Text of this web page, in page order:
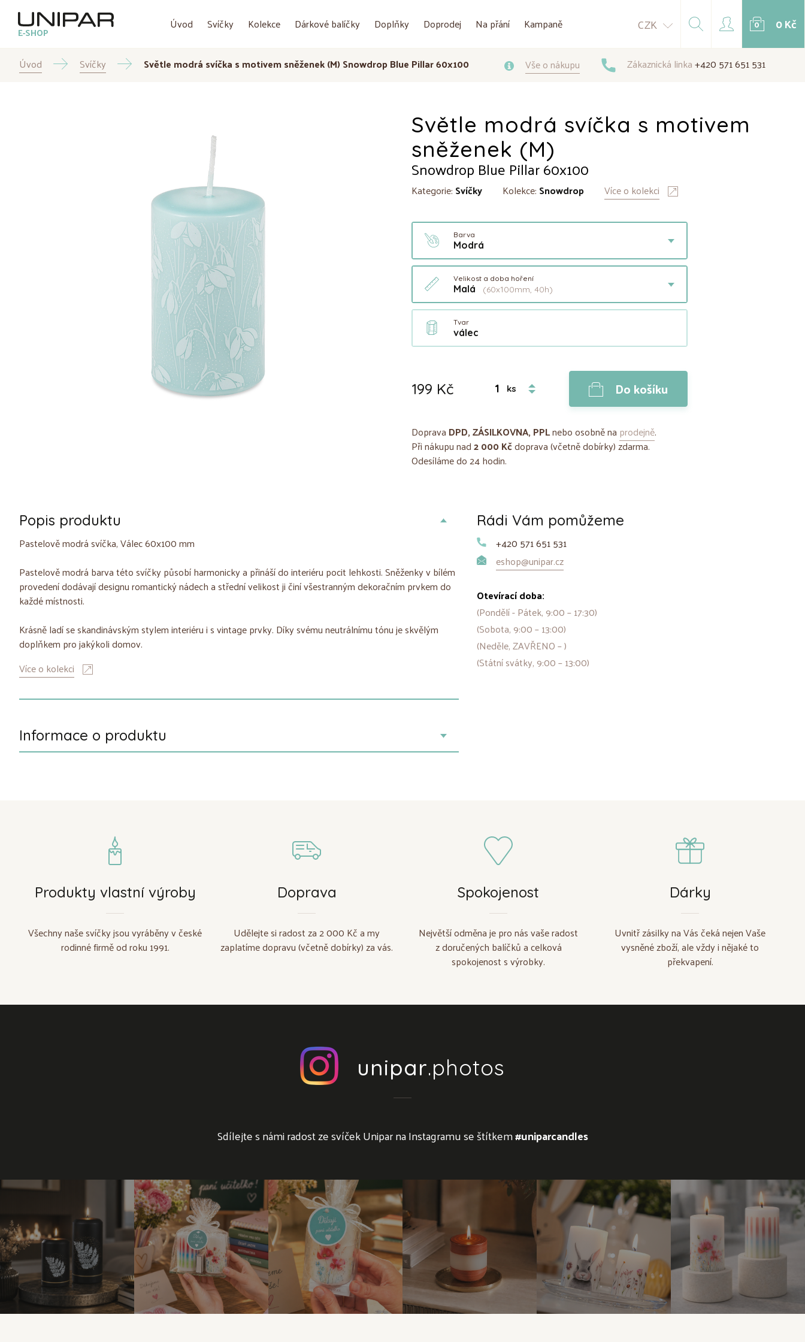
E-SHOP Úvod Svíčky Kolekce Dárkové balíčky Doplňky Doprodej Na přání Kampaně CZK 0 0 Kč
Úvod Svíčky Světle modrá svíčka s motivem sněženek (M) Snowdrop Blue Pillar 60x100 Vše o nákupu Zákaznická linka+420 571 651 531
Světle modrá svíčka s motivem
sněženek (M)
Snowdrop Blue Pillar 60x100
Kategorie: Svíčky Kolekce: Snowdrop Více o kolekci
Barva
Modrá
Velikost a doba hoření
Malá (60x100mm, 40h)
Tvar
válec
199 Kč ks Do košíku
Doprava DPD, ZÁSILKOVNA, PPLnebo osobně na prodejně.
Při nákupu nad2 000 Kčdoprava (včetně dobírky) zdarma.
Odesíláme do 24 hodin.
Popis produktu
Pastelově modrá svíčka, Válec 60x100 mm
Pastelově modrá barva této svíčky působí harmonicky a přináší do interiéru pocit lehkosti. Sněženky v bílém
provedení dodávají designu romantický nádech a střední velikost ji činí všestranným dekoračním prvkem do
každé místnosti.
Krásně ladí se skandinávským stylem interiéru i s vintage prvky. Díky svému neutrálnímu tónu je skvělým
doplňkem pro jakýkoli domov.
Více o kolekci
Informace o produktu
Rádi Vám pomůžeme
+420 571 651 531
eshop@unipar.cz
Otevírací doba:
(Pondělí - Pátek, 9:00 – 17:30)
(Sobota, 9:00 – 13:00)
(Neděle, ZAVŘENO – )
(Státní svátky, 9:00 – 13:00)
Produkty vlastní výroby
Všechny naše svíčky jsou vyráběny v české
rodinné firmě od roku 1991.
Doprava
Udělejte si radost za 2 000 Kč a my
zaplatíme dopravu (včetně dobírky) za vás.
Spokojenost
Největší odměna je pro nás vaše radost
z doručených balíčků a celková
spokojenost s výrobky.
Dárky
Uvnitř zásilky na Vás čeká nejen Vaše
vysněné zboží, ale vždy i nějaké to
překvapení.
unipar.photos
Sdílejte s námi radost ze svíček Unipar na Instagramu se štítkem#uniparcandles